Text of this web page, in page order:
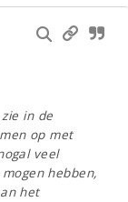
in de
op met
veel
hebben,
het